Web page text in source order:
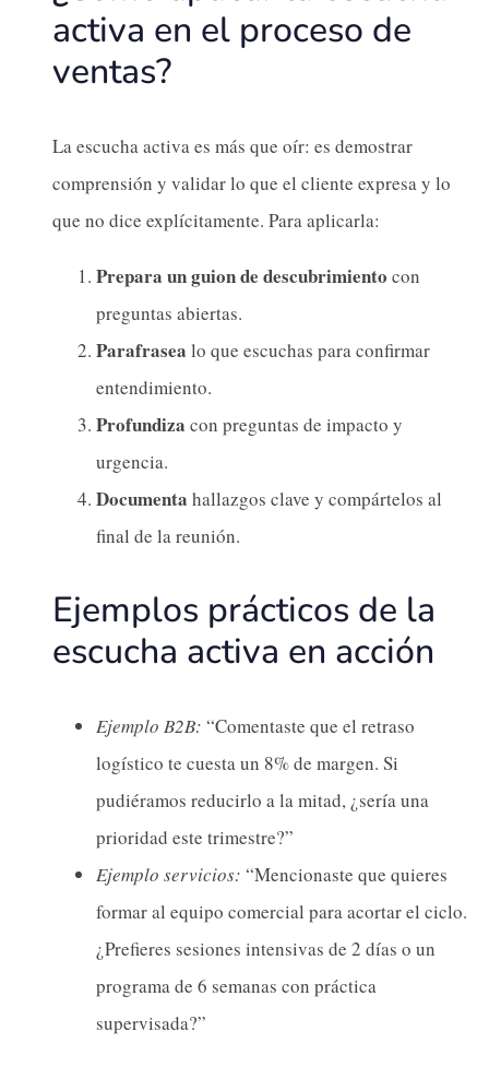
activa en el proceso de
ventas?
La escucha activa es más que oír: es demostrar
comprensión y validar lo que el cliente expresa y lo
que no dice explícitamente. Para aplicarla:
Prepara un guion de descubrimiento con
preguntas abiertas.
Parafrasea lo que escuchas para confirmar
entendimiento.
Profundiza con preguntas de impacto y
urgencia.
Documenta hallazgos clave y compártelos al
final de la reunión.
Ejemplos prácticos de la
escucha activa en acción
Ejemplo B2B: “Comentaste que el retraso
logístico te cuesta un 8% de margen. Si
pudiéramos reducirlo a la mitad, ¿sería una
prioridad este trimestre?”
Ejemplo servicios: “Mencionaste que quieres
formar al equipo comercial para acortar el ciclo.
¿Prefieres sesiones intensivas de 2 días o un
programa de 6 semanas con práctica
supervisada?”